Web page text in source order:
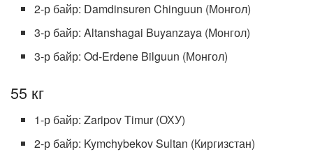
2-р байр: Damdinsuren Chinguun (Монгол)
3-р байр: Altanshagai Buyanzaya (Монгол)
3-р байр: Od-Erdene Bilguun (Монгол)
55 кг
1-р байр: Zaripov Timur (ОХУ)
2-р байр: Kymchybekov Sultan (Киргизстан)